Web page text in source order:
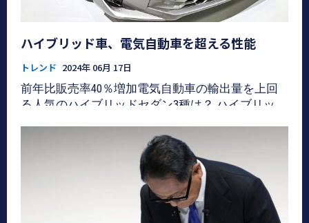
ハイブリッド車、電気自動車を超える性能
トレンド 2024年 06月 17日
前年比販売率40％増加電気自動車の輸出量を上回
る人気のハイブリッドセダン3種は？ ハイブリッド
ている。24日、韓国自動車モビリティ産業協会に
よると、今年第1四半期のエコカー内需市場におけ
るハイブリッド車の販売率は、前年同期（80,063
台）比39.6％増の111,766台を記録したという。 さ
らに、今年第1四半期には電気自動車、プラグイン
ハイブリッド車、水素電気車の輸出すべて減少し